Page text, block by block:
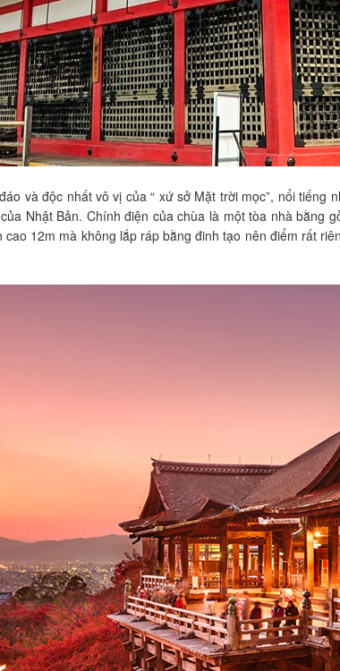
và độc nhất vô vị của “ xứ sở Mặt trời mọc”, nổi
Nhật Bản. Chính điện của chùa là một tòa nhà bằng
12m mà không lắp ráp bằng đinh tạo nên điểm rất